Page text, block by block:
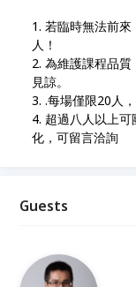
若臨時無法前
人！
為維護課程品
見諒。
.每場僅限20人
超過八人以上
化，可留言洽詢
Guests